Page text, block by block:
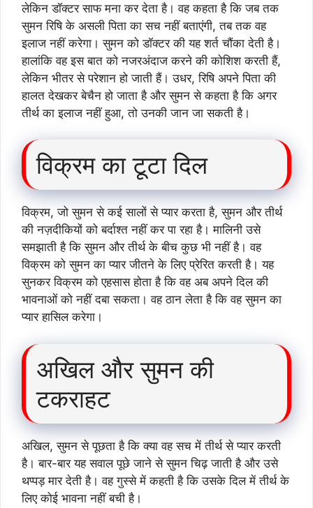
लेकिन डॉक्टर साफ मना कर देता है। वह कहता है कि जब तक
सुमन रिषि के असली पिता का सच नहीं बताएंगी, तब तक वह
इलाज नहीं करेगा। सुमन को डॉक्टर की यह शर्त चौंका देती है।
हालांकि वह इस बात को नजरअंदाज करने की कोशिश करती हैं,
लेकिन भीतर से परेशान हो जाती हैं। उधर, रिषि अपने पिता की
हालत देखकर बेचैन हो जाता है और सुमन से कहता है कि अगर
तीर्थ का इलाज नहीं हुआ, तो उनकी जान जा सकती है।
विक्रम का टूटा दिल
विक्रम, जो सुमन से कई सालों से प्यार करता है, सुमन और तीर्थ
की नज़दीकियों को बर्दाश्त नहीं कर पा रहा है। मालिनी उसे
समझाती है कि सुमन और तीर्थ के बीच कुछ भी नहीं है। वह
विक्रम को सुमन का प्यार जीतने के लिए प्रेरित करती है। यह
सुनकर विक्रम को एहसास होता है कि वह अब अपने दिल की
भावनाओं को नहीं दबा सकता। वह ठान लेता है कि वह सुमन का
प्यार हासिल करेगा।
अखिल और सुमन की
टकराहट
अखिल, सुमन से पूछता है कि क्या वह सच में तीर्थ से प्यार करती
है। बार-बार यह सवाल पूछे जाने से सुमन चिढ़ जाती है और उसे
थप्पड़ मार देती है। वह गुस्से में कहती है कि उसके दिल में तीर्थ के
लिए कोई भावना नहीं बची है।